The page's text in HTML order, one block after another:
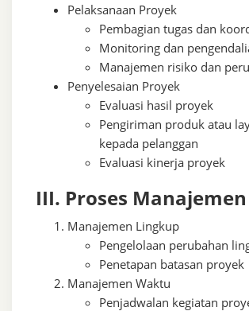
Pelaksanaan Proyek
Pembagian tugas dan
Monitoring dan
Manajemen risiko dan
Penyelesaian Proyek
Evaluasi hasil proyek
Pengiriman produk atau
kepada pelanggan
Evaluasi kinerja proyek
III. Proses
Manajemen Lingkup
Pengelolaan perubahan
Penetapan batasan proyek
Manajemen Waktu
Penjadwalan kegiatan